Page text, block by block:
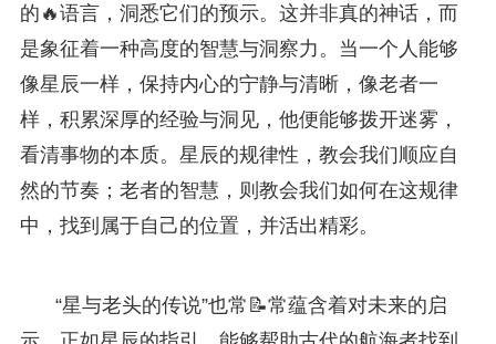
的🔥语言，洞悉它们的预示。这并非真的神话，而
是象征着一种高度的智慧与洞察力。当一个人能够
像星辰一样，保持内心的宁静与清晰，像老者一
样，积累深厚的经验与洞见，他便能够拨开迷雾，
看清事物的本质。星辰的规律性，教会我们顺应自
然的节奏；老者的智慧，则教会我们如何在这规律
中，找到属于自己的位置，并活出精彩。
“星与老头的传说”也常📝常蕴含着对未来的启